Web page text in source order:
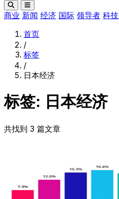
商业 新闻 经济 国际 领导者 科技
首页
/
标签
/
日本经济
标签: 日本经济
共找到 3 篇文章